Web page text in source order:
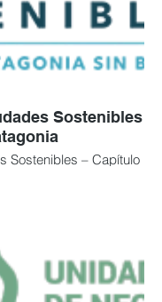
Sostenibles
Sostenibles – Capítulo
útiles, con
No es marketing: es
que resolvemos un
solo señalan.